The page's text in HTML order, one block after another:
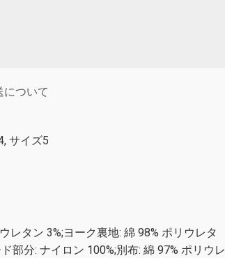
について
サイズ5
レタン 3%;ヨーク裏地: 綿 98% ポリウレタ
部分: ナイロン 100%;別布: 綿 97% ポリウレ